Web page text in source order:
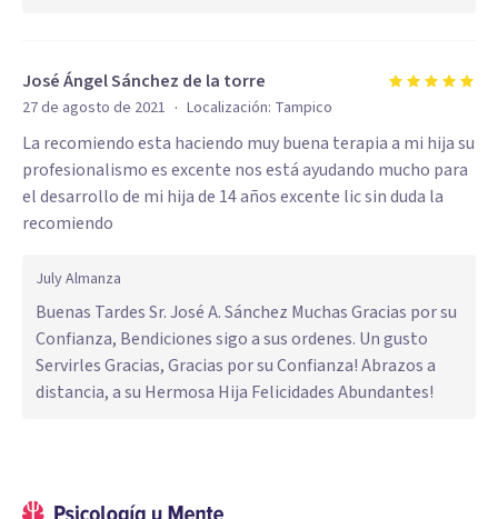
José Ángel Sánchez de la torre
27 de agosto de 2021 · Localización: Tampico
La recomiendo esta haciendo muy buena terapia a mi hija su
profesionalismo es excente nos está ayudando mucho para
el desarrollo de mi hija de 14 años excente lic sin duda la
recomiendo
July Almanza
Buenas Tardes Sr. José A. Sánchez Muchas Gracias por su
Confianza, Bendiciones sigo a sus ordenes. Un gusto
Servirles Gracias, Gracias por su Confianza! Abrazos a
distancia, a su Hermosa Hija Felicidades Abundantes!